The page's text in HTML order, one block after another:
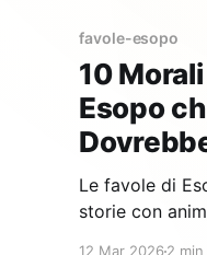
favole-esopo
10
Esopo
Le favole di
storie con
12 Mar 2026 2